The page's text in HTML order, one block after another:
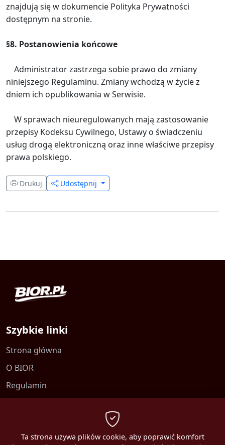
znajdują się w dokumencie Polityka Prywatności
dostępnym na stronie.
§8. Postanowienia końcowe
Administrator zastrzega sobie prawo do zmiany
niniejszego Regulaminu. Zmiany wchodzą w życie z
dniem ich opublikowania w Serwisie.
W sprawach nieuregulowanych mają zastosowanie
przepisy Kodeksu Cywilnego, Ustawy o świadczeniu
usług drogą elektroniczną oraz inne właściwe przepisy
prawa polskiego.
Drukuj Udostępnij
Szybkie linki
Strona główna
O BIOR
Regulamin
Ta strona używa plików cookie, aby poprawić komfort